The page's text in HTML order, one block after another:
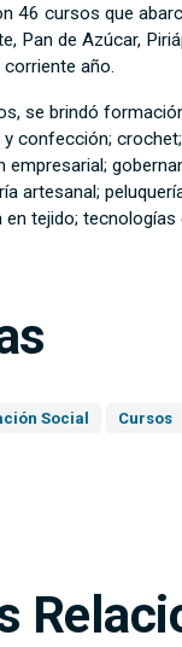
46 cursos que
Pan de Azúcar,
año.
se brindó
confección;
artesanal;
en tejido;
Social Cursos